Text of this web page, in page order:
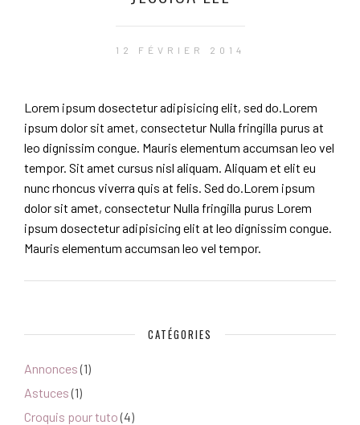
12 FÉVRIER 2014
Lorem ipsum dosectetur adipisicing elit, sed do.Lorem
ipsum dolor sit amet, consectetur Nulla fringilla purus at
leo dignissim congue. Mauris elementum accumsan leo vel
tempor. Sit amet cursus nisl aliquam. Aliquam et elit eu
nunc rhoncus viverra quis at felis. Sed do.Lorem ipsum
dolor sit amet, consectetur Nulla fringilla purus Lorem
ipsum dosectetur adipisicing elit at leo dignissim congue.
Mauris elementum accumsan leo vel tempor.
CATÉGORIES
Annonces(1)
Astuces(1)
Croquis pour tuto(4)